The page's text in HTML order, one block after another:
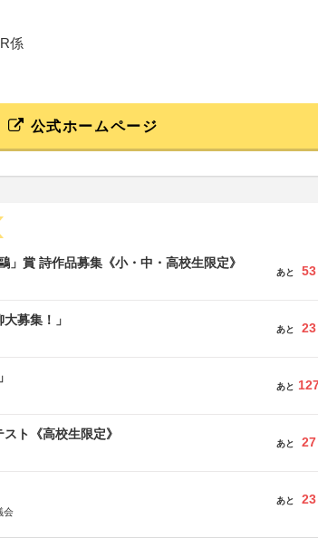
係
公式ホームページ
」賞 詩作品募集《小・中・高校生限定》
あと 53
募集！」
あと 23
あと
ト《高校生限定》
あと 27
会
あと 23